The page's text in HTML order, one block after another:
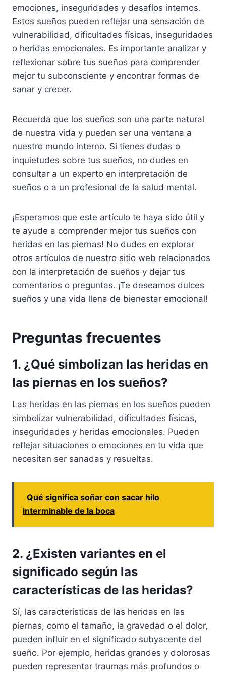
emociones, inseguridades y desafíos internos.
Estos sueños pueden reflejar una sensación de
vulnerabilidad, dificultades físicas, inseguridades
o heridas emocionales. Es importante analizar y
reflexionar sobre tus sueños para comprender
mejor tu subconsciente y encontrar formas de
sanar y crecer.
Recuerda que los sueños son una parte natural
de nuestra vida y pueden ser una ventana a
nuestro mundo interno. Si tienes dudas o
inquietudes sobre tus sueños, no dudes en
consultar a un experto en interpretación de
sueños o a un profesional de la salud mental.
¡Esperamos que este artículo te haya sido útil y
te ayude a comprender mejor tus sueños con
heridas en las piernas! No dudes en explorar
otros artículos de nuestro sitio web relacionados
con la interpretación de sueños y dejar tus
comentarios o preguntas. ¡Te deseamos dulces
sueños y una vida llena de bienestar emocional!
Preguntas frecuentes
1. ¿Qué simbolizan las heridas en
las piernas en los sueños?
Las heridas en las piernas en los sueños pueden
simbolizar vulnerabilidad, dificultades físicas,
inseguridades y heridas emocionales. Pueden
reflejar situaciones o emociones en tu vida que
necesitan ser sanadas y resueltas.
Qué significa soñar con sacar hilo
interminable de la boca
2. ¿Existen variantes en el
significado según las
características de las heridas?
Sí, las características de las heridas en las
piernas, como el tamaño, la gravedad o el dolor,
pueden influir en el significado subyacente del
sueño. Por ejemplo, heridas grandes y dolorosas
pueden representar traumas más profundos o